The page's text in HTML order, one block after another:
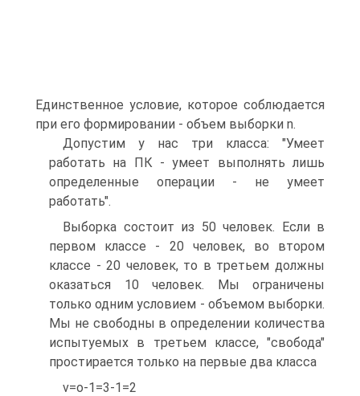
Единственное условие, которое соблюдается
при его формировании - объем выборки n.
Допустим у нас три класса: "Умеет
работать на ПК - умеет выполнять лишь
определенные операции - не умеет
работать".
Выборка состоит из 50 человек. Если в
первом классе - 20 человек, во втором
классе - 20 человек, то в третьем должны
оказаться 10 человек. Мы ограничены
только одним условием - объемом выборки.
Мы не свободны в определении количества
испытуемых в третьем классе, "свобода"
простирается только на первые два класса
v=o-1=3-1=2